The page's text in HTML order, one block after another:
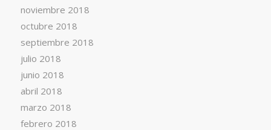
noviembre 2018
octubre 2018
septiembre 2018
julio 2018
junio 2018
abril 2018
marzo 2018
febrero 2018